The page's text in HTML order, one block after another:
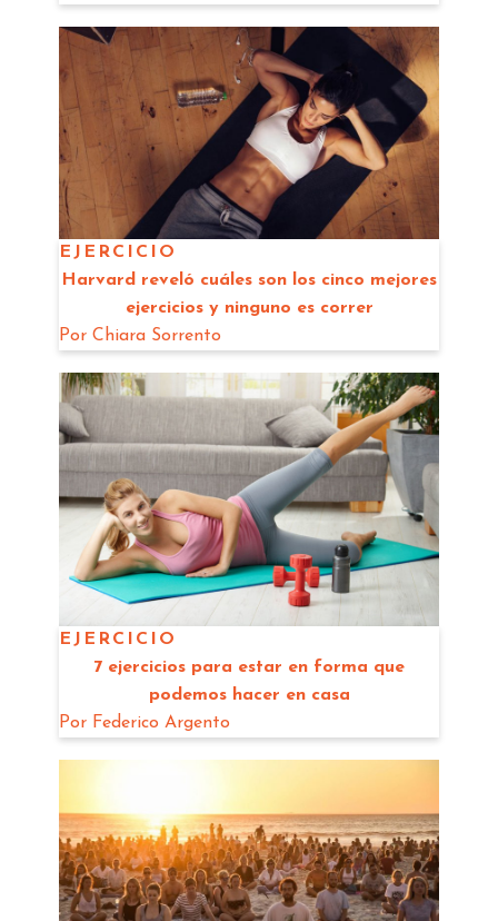
EJERCICIO
Harvard reveló cuáles son los cinco mejores
ejercicios y ninguno es correr
Por Chiara Sorrento
EJERCICIO
7 ejercicios para estar en forma que
podemos hacer en casa
Por Federico Argento